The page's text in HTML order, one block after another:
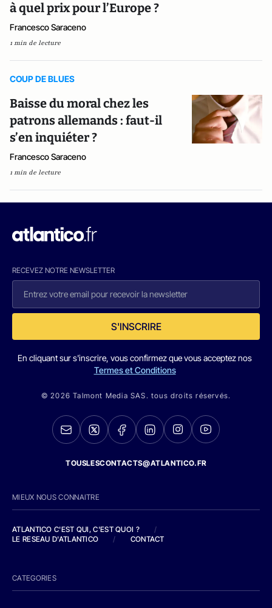
à quel prix pour l’Europe ?
Francesco Saraceno
1 min de lecture
COUP DE BLUES
Baisse du moral chez les
patrons allemands : faut-il
s’en inquiéter ?
Francesco Saraceno
1 min de lecture
RECEVEZ NOTRE NEWSLETTER
S'INSCRIRE
En cliquant sur s'inscrire, vous confirmez que vous acceptez nos
Termes et Conditions
© 2026 Talmont Media SAS. tous droits réservés.
TOUSLESCONTACTS@ATLANTICO.FR
MIEUX NOUS CONNAITRE
ATLANTICO C'EST QUI, C'EST QUOI ?
/
LE RESEAU D'ATLANTICO
/ CONTACT
CATEGORIES